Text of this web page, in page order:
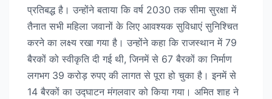
प्रतिबद्ध है। उन्होंने बताया कि वर्ष 2030 तक सीमा सुरक्षा में
तैनात सभी महिला जवानों के लिए आवश्यक सुविधाएं सुनिश्चित
करने का लक्ष्य रखा गया है। उन्होंने कहा कि राजस्थान में 79
बैरकों को स्वीकृति दी गई थी, जिनमें से 67 बैरकों का निर्माण
लगभग 39 करोड़ रुपए की लागत से पूरा हो चुका है। इनमें से
14 बैरकों का उद्घाटन मंगलवार को किया गया। अमित शाह ने